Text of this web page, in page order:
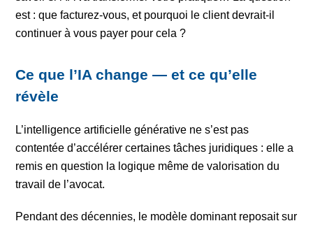
est : que facturez-vous, et pourquoi le client devrait-il
continuer à vous payer pour cela ?
Ce que l’IA change — et ce qu’elle
révèle
L’intelligence artificielle générative ne s’est pas
contentée d’accélérer certaines tâches juridiques : elle a
remis en question la logique même de valorisation du
travail de l’avocat.
Pendant des décennies, le modèle dominant reposait sur